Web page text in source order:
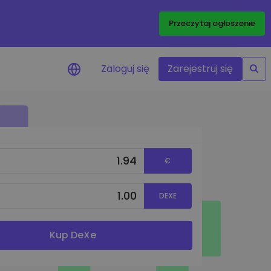
Przeczytaj ogłoszenie
obserwacja
optymalne wyniki
Zaloguj się Zarejestruj się
€
DEXE
Kup DeXe